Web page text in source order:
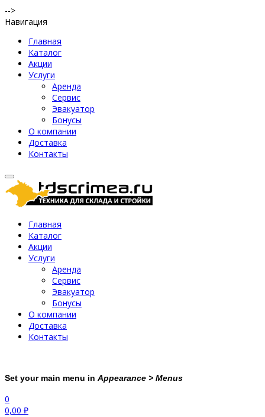
-->
Навигация
Главная
Каталог
Акции
Услуги
Аренда
Сервис
Эвакуатор
Бонусы
О компании
Доставка
Контакты
Главная
Каталог
Акции
Услуги
Аренда
Сервис
Эвакуатор
Бонусы
О компании
Доставка
Контакты
Set your main menu in Appearance > Menus
0
0,00 ₽